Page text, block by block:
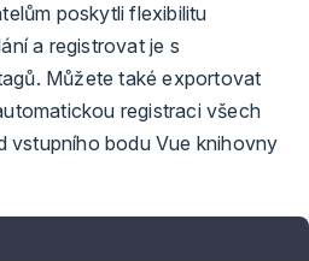
poskytli flexibilitu
a registrovat je s
Můžete také exportovat
registraci všech
vstupního bodu Vue knihovny